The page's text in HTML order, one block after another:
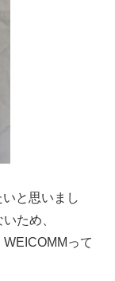
と思いまし
ため、
って